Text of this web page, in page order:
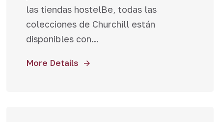
las tiendas hostelBe, todas las
colecciones de Churchill están
disponibles con...
More Details